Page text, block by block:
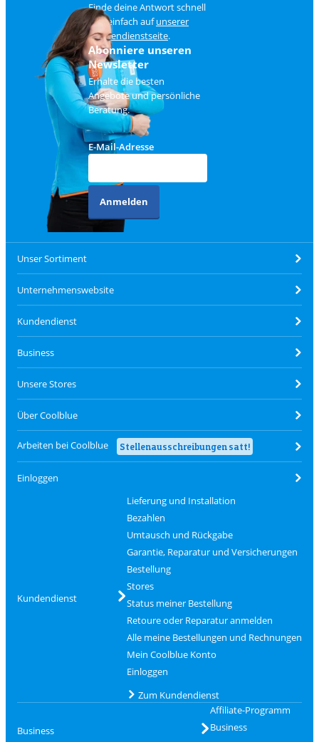
Finde deine Antwort schnell
und einfach aufunserer
Kundendienstseite.
Abonniere unseren
Newsletter
Erhalte die besten
Angebote und persönliche
Beratung.
E-Mail-Adresse
Anmelden
Unser Sortiment
Unternehmenswebsite
Kundendienst
Business
Unsere Stores
Über Coolblue
Arbeiten bei Coolblue Stellenausschreibungen satt!
Einloggen
Kundendienst
Lieferung und Installation
Bezahlen
Umtausch und Rückgabe
Garantie, Reparatur und Versicherungen
Bestellung
Stores
Status meiner Bestellung
Retoure oder Reparatur anmelden
Alle meine Bestellungen und Rechnungen
Mein Coolblue Konto
Einloggen
Zum Kundendienst
Business
Affiliate-Programm
Business